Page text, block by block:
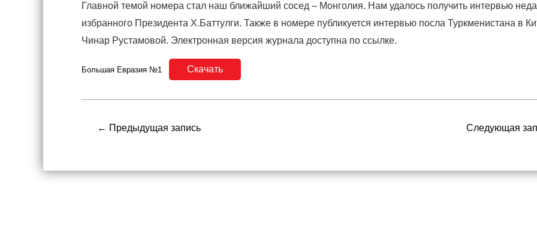
Главной темой номера стал наш ближайший сосед – Монголия. Нам удалось получить интервью
избранного Президента Х.Баттулги. Также в номере публикуется интервью посла Туркменистана в
Чинар Рустамовой. Электронная версия журнала доступна по ссылке.
Большая Евразия №1 Скачать
Навигация
← Предыдущая запись Следующая